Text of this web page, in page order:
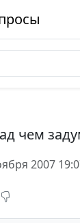
чем
2007